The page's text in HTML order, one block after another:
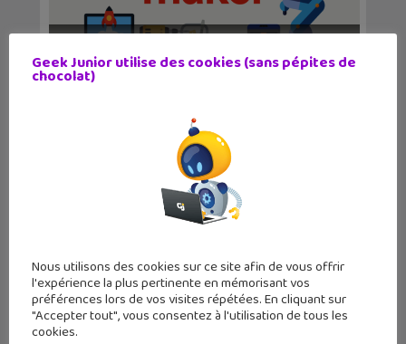
Mini Maker Faire : le nouveau rendez-
vous mensuel...
Agenda geek : le Maker Faire de Lille
du 1er au 3...
Geek Junior utilise des cookies (sans pépites de
chocolat)
Nous utilisons des cookies sur ce site afin de vous offrir
l'expérience la plus pertinente en mémorisant vos
préférences lors de vos visites répétées. En cliquant sur
"Accepter tout", vous consentez à l'utilisation de tous les
cookies.